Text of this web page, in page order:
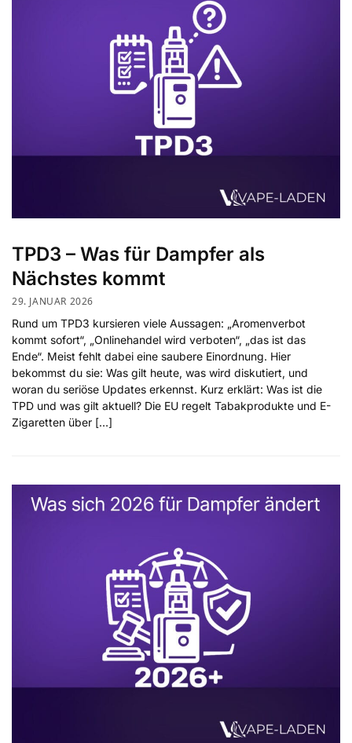
TPD3 – Was für Dampfer als
Nächstes kommt
29. JANUAR 2026
Rund um TPD3 kursieren viele Aussagen: „Aromenverbot
kommt sofort“, „Onlinehandel wird verboten“, „das ist das
Ende“. Meist fehlt dabei eine saubere Einordnung. Hier
bekommst du sie: Was gilt heute, was wird diskutiert, und
woran du seriöse Updates erkennst. Kurz erklärt: Was ist die
TPD und was gilt aktuell? Die EU regelt Tabakprodukte und E-
Zigaretten über […]